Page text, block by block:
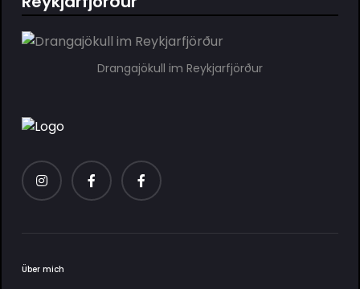
Drangajökull im Reykjarfjörður
Über mich